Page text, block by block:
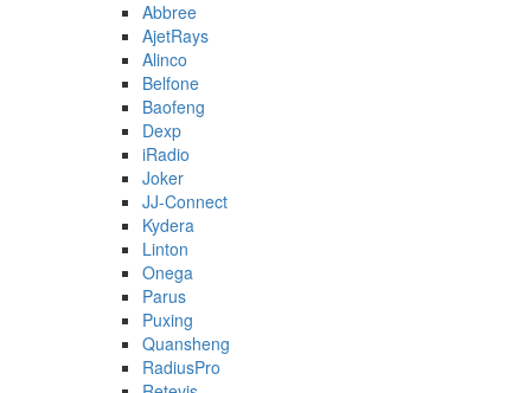
Abbree
AjetRays
Alinco
Belfone
Baofeng
Dexp
iRadio
Joker
JJ-Connect
Kydera
Linton
Onega
Parus
Puxing
Quansheng
RadiusPro